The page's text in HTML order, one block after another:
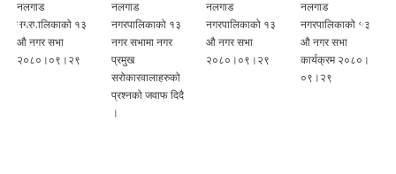
नलगाड
नगरपालिकाको १३
औ नगर सभा
२०८०।०९।२९
नलगाड
नगरपालिकाको १३
नगर सभामा नगर
प्रमुख
सरोकारवालाहरुको
प्रश्नको जवाफ दिदै
।
नलगाड
नगरपालिकाको १३
औ नगर सभा
२०८०।०९।२९
नलगाड
नगरपालिकाको १३
औ नगर सभा
कार्यक्रम २०८०।
०९।२९